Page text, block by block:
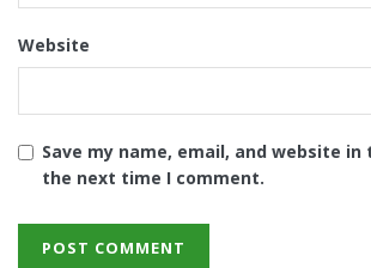
Website
Save my name, email, and website
the next time I comment.